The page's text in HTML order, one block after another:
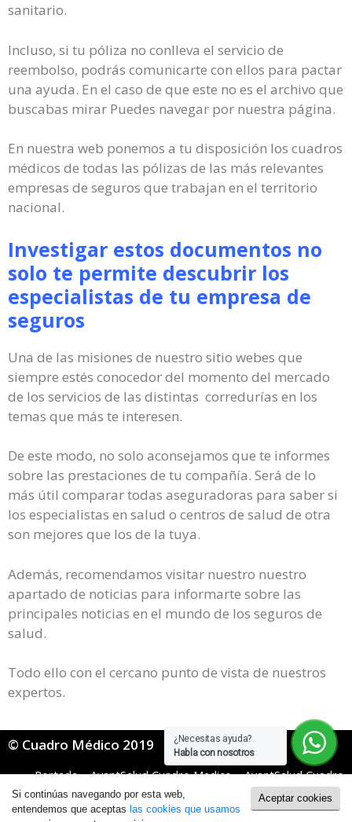
¿Necesitas ayuda?
Habla con nosotros
sanitario.
Incluso, si tu póliza no conlleva el servicio de
reembolso, podrás comunicarte con ellos para pactar
una ayuda. En el caso de que este no es el archivo que
buscabas mirar Puedes navegar por nuestra página.
En nuestra web ponemos a tu disposición los cuadros
médicos de todas las pólizas de las más relevantes
empresas de seguros que trabajan en el territorio
nacional.
Investigar estos documentos no
solo te permite descubrir los
especialistas de tu empresa de
seguros
Una de las misiones de nuestro sitio webes que
siempre estés conocedor del momento del mercado
de los servicios de las distintas corredurías en los
temas que más te interesen.
De este modo, no solo aconsejamos que te informes
sobre las prestaciones de tu compañía. Será de lo
más útil comparar todas aseguradoras para saber si
los especialistas en salud o centros de salud de otra
son mejores que los de la tuya.
Además, recomendamos visitar nuestro nuestro
apartado de noticias para informarte sobre las
principales noticias en el mundo de los seguros de
salud.
Todo ello con el cercano punto de vista de nuestros
expertos.
© Cuadro Médico 2019
Portada»AvantSalud Cuadro Medico»AvantSalud Cuadro
Medico General »Avantsalud Cuadro Medico Albacete
Política de Cookies|Política de Privacidad
Aceptar cookies
Si continúas navegando por esta web,
entendemos que aceptas las cookies que usamos